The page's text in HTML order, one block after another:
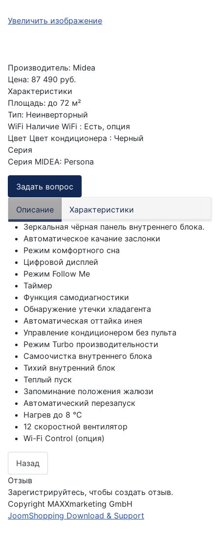
Увеличить изображение
Производитель: Midea
Цена: 87 490 руб.
Характеристики
Площадь: до 72 м²
Тип: Неинверторный
WiFi Наличие WiFi : Есть, опция
Цвет Цвет кондиционера : Черный
Серия
Серия MIDEA: Persona
Задать вопрос
Описание
Характеристики
Зеркальная чёрная панель внутреннего блока.
Автоматическое качание заслонки
Режим комфортного сна
Цифровой дисплей
Режим Follow Me
Таймер
Функция самодиагностики
Обнаружение утечки хладагента
Автоматическая оттайка инея
Управление кондиционером без пульта
Режим Turbo производительности
Самоочистка внутреннего блока
Тихий внутренний блок
Теплый пуск
Запоминание положения жалюзи
Автоматический перезапуск
Нагрев до 8 °С
12 скоростной вентилятор
Wi-Fi Control (опция)
Отзыв
Зарегистрируйтесь, чтобы создать отзыв.
Copyright MAXXmarketing GmbH
JoomShopping Download & Support